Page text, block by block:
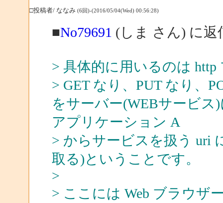
□投稿者/ ななみ (6回)-(2016/05/04(Wed) 00:56:28)
■No79691 (しま さん) に返
> 具体的に用いるのは
> GET なり、PUT なり、
をサーバー(WEBサービ
アプリケーション A
> からサービスを扱う uri
取る)ということです。
>
> ここには Web ブラウザ